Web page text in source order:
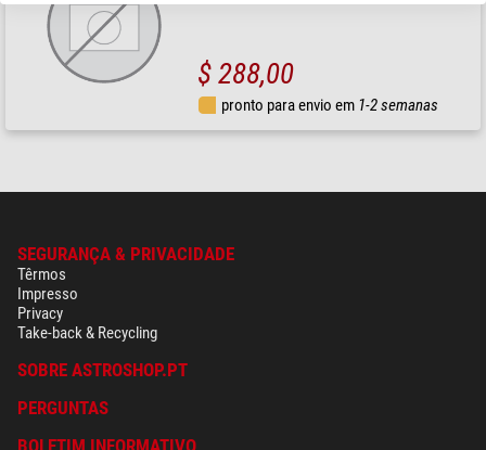
$ 288,00
pronto para envio em 1-2 semanas
SEGURANÇA & PRIVACIDADE
Têrmos
Impresso
Privacy
Take-back & Recycling
SOBRE ASTROSHOP.PT
PERGUNTAS